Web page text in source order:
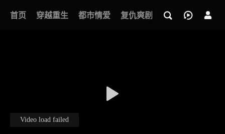
首页 穿越重生 都市情爱 复仇爽剧 玄幻武侠 奇幻
我的观影记录